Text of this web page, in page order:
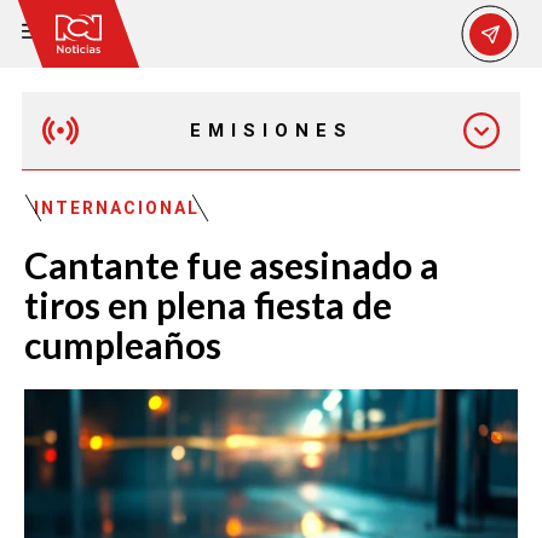
EMISIONES
EMISIÓN 7:00 PM
INTERNACIONAL
Cantante fue asesinado a
tiros en plena fiesta de
cumpleaños